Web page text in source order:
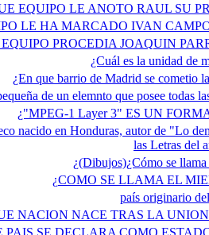
EQUIPO LE ANOTO RAUL SU
LE HA MARCADO IVAN
EQUIPO PROCEDIA JOAQUIN
¿Cuál es la unidad de
¿En que barrio de Madrid se cometio
de un elemnto que posee todas
¿"MPEG-1 Layer 3" ES UN
nacido en Honduras, autor de "Lo
las Letras del
¿(Dibujos)¿Cómo se
¿COMO SE LLAMA EL
país originario
NACION NACE TRAS LA
PAIS SE DECLARA COMO